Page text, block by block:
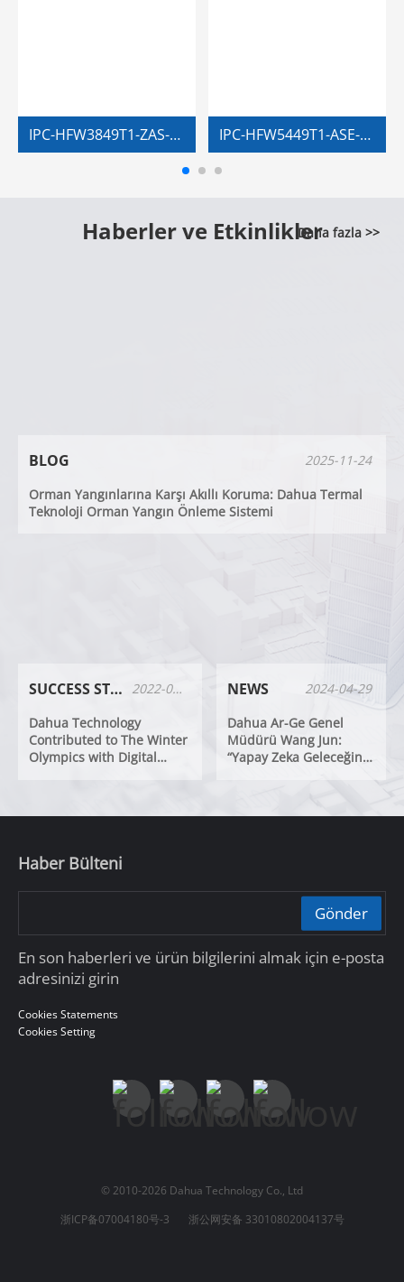
IPC-HFW3849T1-ZAS-PV IPC-HFW5449T1-ASE-D2
Haberler ve EtkinliklerDaha fazla >>
BLOG
2025-11-24
Orman Yangınlarına Karşı Akıllı Koruma: Dahua Termal
Teknoloji Orman Yangın Önleme Sistemi
SUCCESS STORIES
2022-03-16
Dahua Technology
Contributed to The Winter
Olympics with Digital
NEWS
2024-04-29
Dahua Ar-Ge Genel
Müdürü Wang Jun:
“Yapay Zeka Geleceğin
Haber Bülteni
Gönder
En son haberleri ve ürün bilgilerini almak için e-posta
adresinizi girin
Cookies Statements
Cookies Setting
© 2010-2026 Dahua Technology Co., Ltd
浙ICP备07004180号-3
浙公网安备 33010802004137号